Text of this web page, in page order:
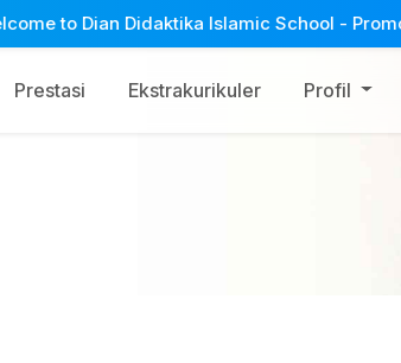
Didaktika Islamic School -
Prestasi Ekstrakurikuler Profil